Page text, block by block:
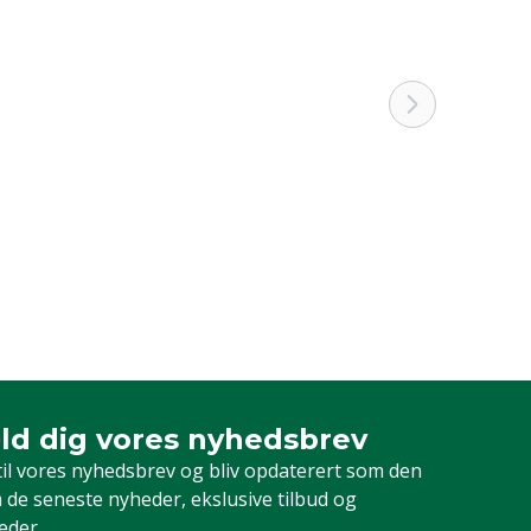
dig vores nyhedsbrev
vores nyhedsbrev og bliv opdaterert som den
seneste nyheder, ekslusive tilbud og
vores nyhedsbrev